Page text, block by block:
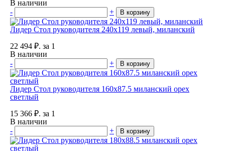
В наличии
-
+ В корзину
Лидер Стол руководителя 240x119 левый, миланский
22 494 ₽. за 1
В наличии
-
+ В корзину
Лидер Стол руководителя 160x87.5 миланский орех
светлый
15 366 ₽. за 1
В наличии
-
+ В корзину